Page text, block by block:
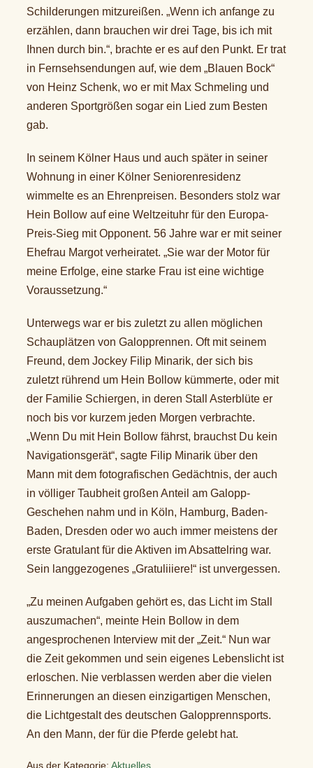
Schilderungen mitzureißen. „Wenn ich anfange zu
erzählen, dann brauchen wir drei Tage, bis ich mit
Ihnen durch bin.“, brachte er es auf den Punkt. Er trat
in Fernsehsendungen auf, wie dem „Blauen Bock“
von Heinz Schenk, wo er mit Max Schmeling und
anderen Sportgrößen sogar ein Lied zum Besten
gab.
In seinem Kölner Haus und auch später in seiner
Wohnung in einer Kölner Seniorenresidenz
wimmelte es an Ehrenpreisen. Besonders stolz war
Hein Bollow auf eine Weltzeituhr für den Europa-
Preis-Sieg mit Opponent. 56 Jahre war er mit seiner
Ehefrau Margot verheiratet. „Sie war der Motor für
meine Erfolge, eine starke Frau ist eine wichtige
Voraussetzung.“
Unterwegs war er bis zuletzt zu allen möglichen
Schauplätzen von Galopprennen. Oft mit seinem
Freund, dem Jockey Filip Minarik, der sich bis
zuletzt rührend um Hein Bollow kümmerte, oder mit
der Familie Schiergen, in deren Stall Asterblüte er
noch bis vor kurzem jeden Morgen verbrachte.
„Wenn Du mit Hein Bollow fährst, brauchst Du kein
Navigationsgerät“, sagte Filip Minarik über den
Mann mit dem fotografischen Gedächtnis, der auch
in völliger Taubheit großen Anteil am Galopp-
Geschehen nahm und in Köln, Hamburg, Baden-
Baden, Dresden oder wo auch immer meistens der
erste Gratulant für die Aktiven im Absattelring war.
Sein langgezogenes „Gratuliiiere!“ ist unvergessen.
„Zu meinen Aufgaben gehört es, das Licht im Stall
auszumachen“, meinte Hein Bollow in dem
angesprochenen Interview mit der „Zeit.“ Nun war
die Zeit gekommen und sein eigenes Lebenslicht ist
erloschen. Nie verblassen werden aber die vielen
Erinnerungen an diesen einzigartigen Menschen,
die Lichtgestalt des deutschen Galopprennsports.
An den Mann, der für die Pferde gelebt hat.
Aus der Kategorie: Aktuelles